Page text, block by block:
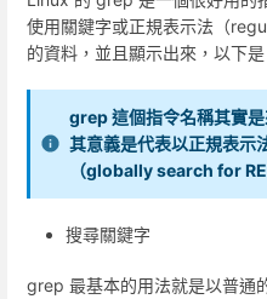
使用關鍵字或正規表示法（
的資料，並且顯示出來，以下
grep 這個指令名稱其實
其意義是代表以正規表示
（globally search for
搜尋關鍵字
grep 最基本的用法就是以普通